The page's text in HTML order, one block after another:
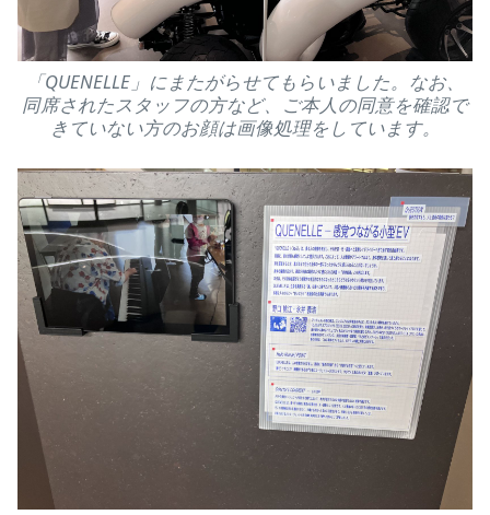
「QUENELLE」にまたがらせてもらいました。なお、
同席されたスタッフの方など、ご本人の同意を確認で
きていない方のお顔は画像処理をしています。